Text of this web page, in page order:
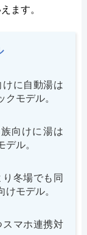
ます。
に自動湯は
モデル。
向けに湯は
ル。
冬場でも同
モデル。
マホ連携対